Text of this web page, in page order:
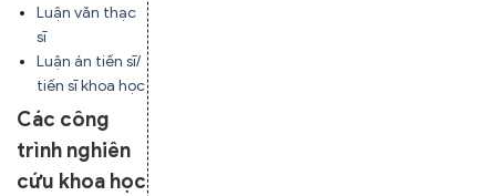
Luận văn thạc
sĩ
Luận án tiến sĩ/
tiến sĩ khoa học
Các công
trình nghiên
cứu khoa học